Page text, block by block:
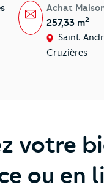
Message
Achat
257,33 m2
Saint-
Cruzières
votre
ou en